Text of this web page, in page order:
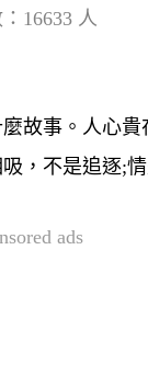
16633 人
故事。人心貴
，不是追逐;
ads